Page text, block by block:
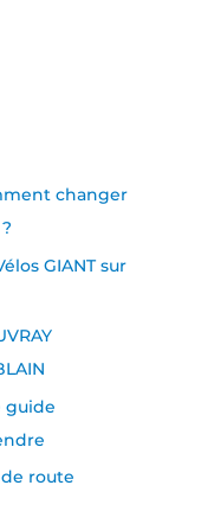
changer
GIANT sur
guide
route